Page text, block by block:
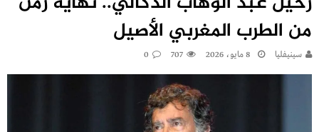
من الطرب المغربي الأصيل
سينيفليا 8 مايو، 2026 707
0